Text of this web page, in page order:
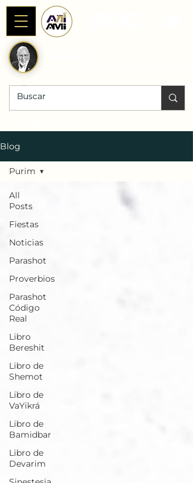
Blog
All
Posts
Fiestas
Noticias
Parashot
Proverbios
Parashot
Código
Real
Libro
Bereshit
Libro de
Shemot
Libro de
VaYikrá
Libro de
Bamidbar
Libro de
Devarim
Purim